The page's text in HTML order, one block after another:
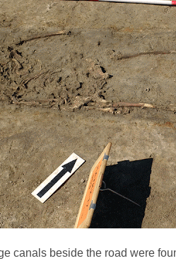
canals beside the road were